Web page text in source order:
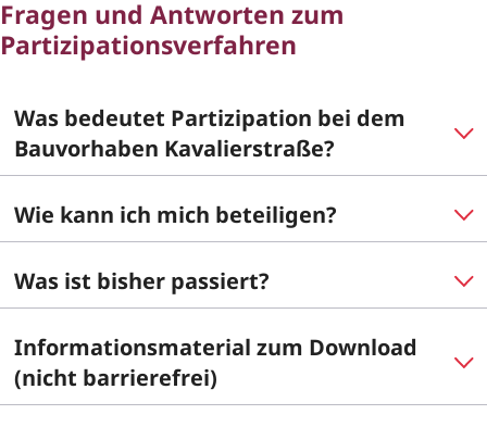
Fragen und Antworten zum
Partizipationsverfahren
Was bedeutet Partizipation bei dem
Bauvorhaben Kavalierstraße?
Wie kann ich mich beteiligen?
Was ist bisher passiert?
Informationsmaterial zum Download
(nicht barrierefrei)